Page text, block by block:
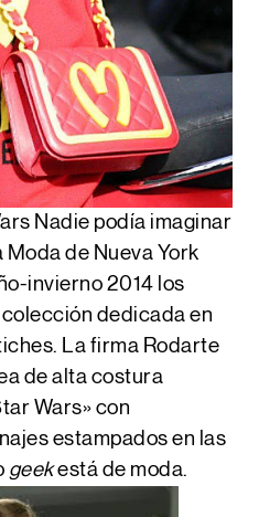
Nadie podía imaginar
Moda de Nueva York
invierno 2014 los
dedicada en
La firma Rodarte
de alta costura
Wars» con
estampados en las
geekestá de moda.